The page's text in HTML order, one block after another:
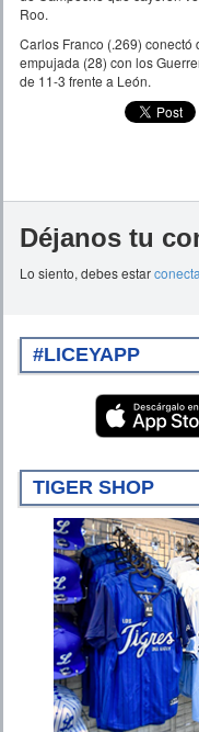
Roo.
Carlos Franco (.269)
empujada (28) con los
de 11-3 frente a León.
Déjanos tu
Lo siento, debes estar
#LICEYAPP
TIGER SHOP